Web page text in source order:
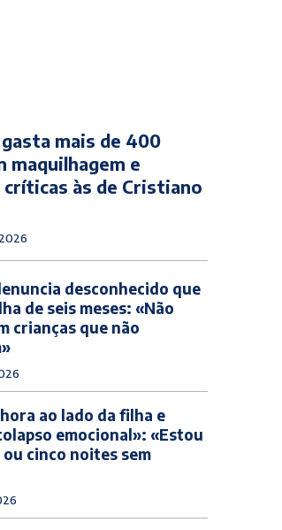
gasta mais de 400
maquilhagem e
críticas às de Cristiano
desconhecido que
de seis meses: «Não
crianças que não
ao lado da filha e
emocional»: «Estou
cinco noites sem